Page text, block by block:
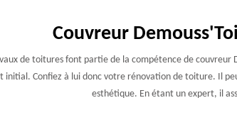
Couvreur
de toitures font partie de la compétence de
initial. Confiez à lui donc votre rénovation de toiture. Il
esthétique. En étant un expert, il